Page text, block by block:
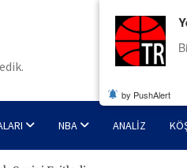
NBA ANALIZ
by PushAlert